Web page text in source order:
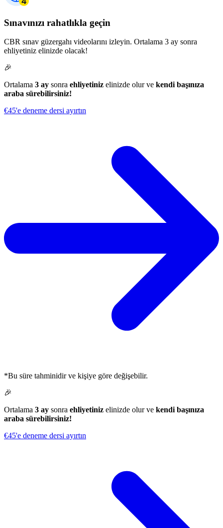
Sınavınızı rahatlıkla geçin
CBR sınav güzergahı videolarını izleyin. Ortalama 3 ay sonra
ehliyetiniz elinizde olacak!
🎉
Ortalama 3 ay sonra ehliyetiniz elinizde olur ve kendi başınıza
araba sürebilirsiniz!
€45'e deneme dersi ayırtın
*Bu süre tahminidir ve kişiye göre değişebilir.
🎉
Ortalama 3 ay sonra ehliyetiniz elinizde olur ve kendi başınıza
araba sürebilirsiniz!
€45'e deneme dersi ayırtın